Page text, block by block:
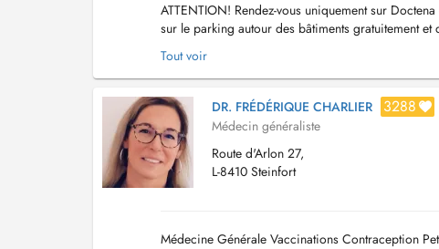
ATTENTION! Rendez-vous uniquement sur
sur le parking autour des bâtiments gratuitement
les nouveaux bâtiments durant 50 m. La p...
Tout voir
DR. FRÉDÉRIQUE CHARLIER 3288
Médecin généraliste
Route d'Arlon 27,
L-8410 Steinfort
Médecine Générale Vaccinations Contraception